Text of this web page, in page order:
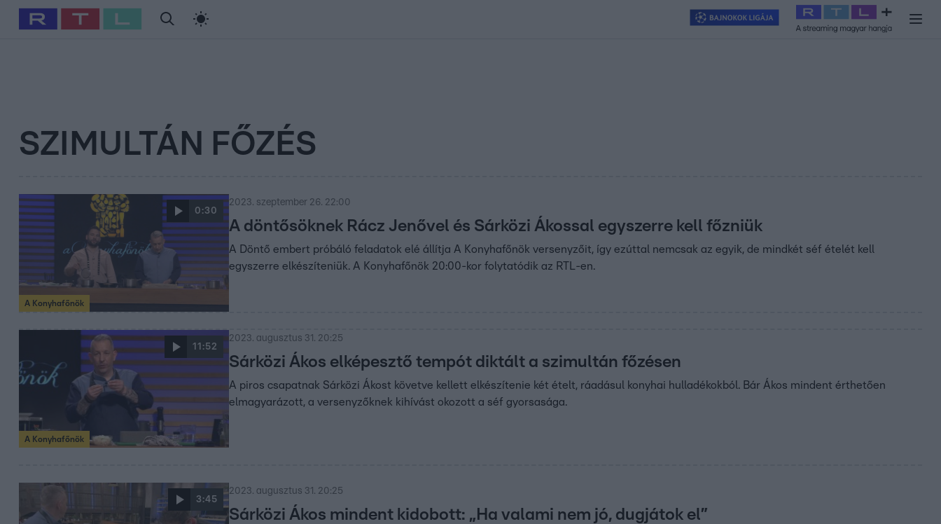
Babits Marcella Szellő István Most Wanted Exek csatája 2026 Celeb vagyok, ments ki innen
SZIMULTÁN FŐZÉS
0:30
A Konyhafőnök
2023. szeptember 26. 22:00
A döntősöknek Rácz Jenővel és Sárközi Ákossal egyszerre kell főzniük
A Döntő embert próbáló feladatok elé állítja A Konyhafőnök versenyzőit, így ezúttal nemcsak az egyik, de mindkét séf ételét kell
egyszerre elkészíteniük. A Konyhafőnök 20:00-kor folytatódik az RTL-en.
11:52
A Konyhafőnök
2023. augusztus 31. 20:25
Sárközi Ákos elképesztő tempót diktált a szimultán főzésen
A piros csapatnak Sárközi Ákost követve kellett elkészítenie két ételt, ráadásul konyhai hulladékokból. Bár Ákos mindent érthetően
elmagyarázott, a versenyzőknek kihívást okozott a séf gyorsasága.
3:45
2023. augusztus 31. 20:25
Sárközi Ákos mindent kidobott: „Ha valami nem jó, dugjátok el”